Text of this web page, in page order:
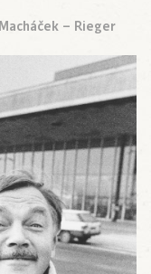
– Rieger